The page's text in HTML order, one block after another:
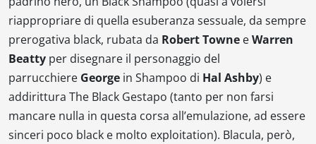
riappropriare di quella esuberanza sessuale, da sempre
prerogativa black, rubata da Robert Towne eWarren
Beatty per disegnare il personaggio del
parrucchiere George in Shampoo di Hal Ashby) e
addirittura The Black Gestapo (tanto per non farsi
mancare nulla in questa corsa all’emulazione, ad essere
sinceri poco black e molto exploitation). Blacula, però,